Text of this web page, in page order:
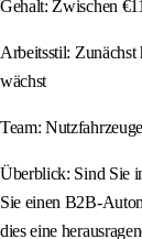
Gehalt: Zwischen
Arbeitsstil:
wächst
Team:
Überblick: Sind Sie
Sie einen B2B-
dies eine